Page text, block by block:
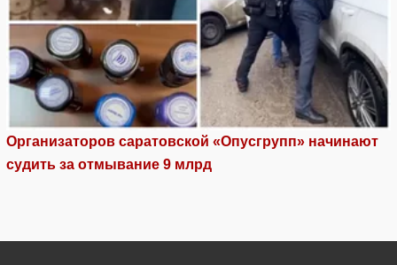
Организаторов саратовской «Опусгрупп» начинают
судить за отмывание 9 млрд